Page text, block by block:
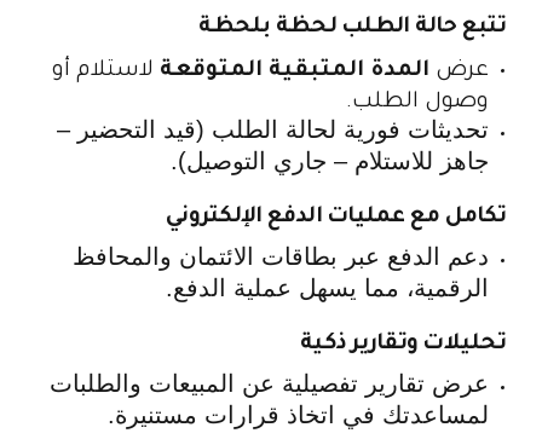
تتبع حالة الطلب لحظة بلحظة
عرض المدة المتبقية المتوقعة لاستلام أو
وصول الطلب.
تحديثات فورية لحالة الطلب (قيد التحضير –
جاهز للاستلام – جاري التوصيل).
تكامل مع عمليات الدفع الإلكتروني
دعم الدفع عبر بطاقات الائتمان والمحافظ
الرقمية، مما يسهل عملية الدفع.
تحليلات وتقارير ذكية
عرض تقارير تفصيلية عن المبيعات والطلبات
لمساعدتك في اتخاذ قرارات مستنيرة.